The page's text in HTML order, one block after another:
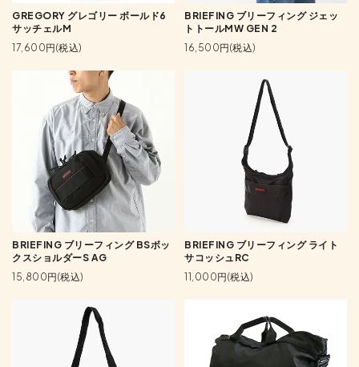
GREGORY グレゴリー ボールド6
サッチェルM
17,600円(税込)
BRIEFING ブリーフィング ジェッ
トトールMW GEN 2
16,500円(税込)
BRIEFING ブリーフィング BSボッ
クスショルダーS AG
15,800円(税込)
BRIEFING ブリーフィング ライト
サコッシュRC
11,000円(税込)